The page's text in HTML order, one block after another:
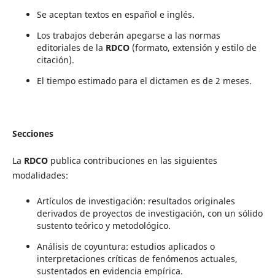
Se aceptan textos en español e inglés.
Los trabajos deberán apegarse a las normas
editoriales de la RDCO(formato, extensión y estilo de
citación).
El tiempo estimado para el dictamen es de 2 meses.
Secciones
La RDCOpublica contribuciones en las siguientes
modalidades:
Artículos de investigación: resultados originales
derivados de proyectos de investigación, con un sólido
sustento teórico y metodológico.
Análisis de coyuntura: estudios aplicados o
interpretaciones críticas de fenómenos actuales,
sustentados en evidencia empírica.